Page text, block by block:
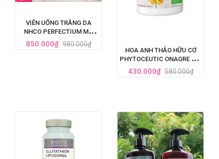
VIÊN UỐNG TRẮNG DA
NHCO PERFECTIUM MỜ
THÂM, GIẢM TÀN NHANG
PHÁP HỘP 56 VIÊN
850.000₫ 980.000₫
HOA ANH THẢO HỮU CƠ
PHYTOCEUTIC ONAGRE BIO
90 VIÊN CỦA PHÁP
430.000₫ 580.000₫